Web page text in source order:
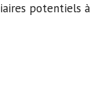
potentiels à